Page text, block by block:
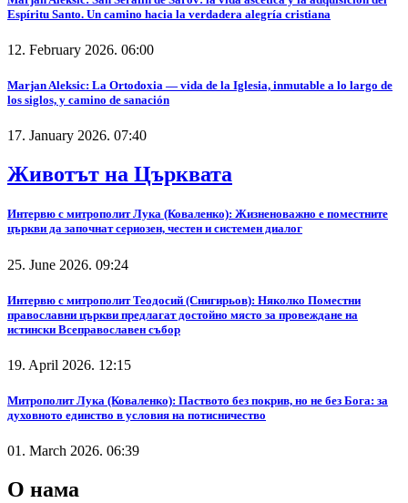
Espíritu Santo. Un camino hacia la verdadera alegría cristiana
12. February 2026. 06:00
Marjan Aleksic: La Ortodoxia — vida de la Iglesia, inmutable a lo largo de
los siglos, y camino de sanación
17. January 2026. 07:40
Животът на Църквата
Интервю с митрополит Лука (Коваленко): Жизненоважно е поместните
църкви да започнат сериозен, честен и системен диалог
25. June 2026. 09:24
Интервю с митрополит Теодосий (Снигирьов): Няколко Поместни
православни църкви предлагат достойно място за провеждане на
истински Всеправославен събор
19. April 2026. 12:15
Митрополит Лука (Коваленко): Паството без покрив, но не без Бога: за
духовното единство в условия на потисничество
01. March 2026. 06:39
О нама